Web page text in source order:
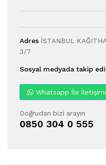
Adres İSTANBUL
3/7
Sosyal medyada takip
Whatsapp İle
Doğrudan bizi arayın
0850 304 0 555